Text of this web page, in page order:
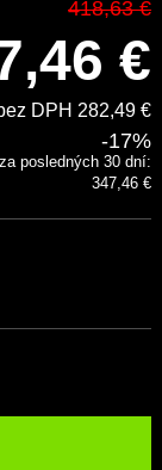
418,63 €
€
DPH 282,49 €
-17%
posledných 30 dní:
347,46 €